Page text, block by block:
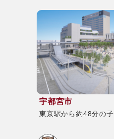
宇都宮市
東京駅から約48分の